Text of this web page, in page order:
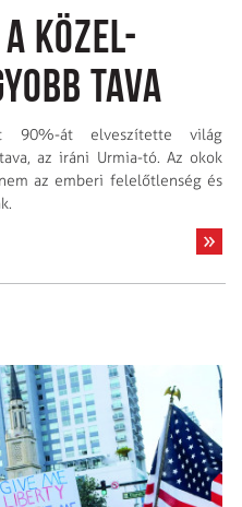
Közel-
tava
90%-át elveszítette világ
az iráni Urmia-tó. Az okok
az emberi felelőtlenség és